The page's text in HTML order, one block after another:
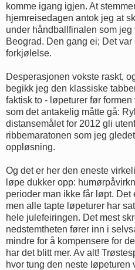
komme igang igjen. At
hjemreisedagen antok jeg at
under håndballfinalen som
Beograd. Den gang ei; Det
forkjølelse.
Desperasjonen vokste raskt,
begikk jeg den klassiske
faktisk to - løpeturer før
som det antakelig måtte gå:
distansemålet for 2012 gli
ribbemaratonen som jeg
oppløsning.
Og det er her den eneste
løpe dukker opp:
perioder man ikke får løpt. Det
men alle tapte løpeturer har
hele julefeiringen. Det mest
nedstemtheten fører inn i
mindre for å kompensere for
har det blitt mer. Av alt!
hvor tung den neste løpeturen